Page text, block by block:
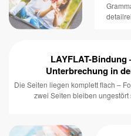
LAYFLAT-Bindung
Unterbrechung in
Die Seiten liegen komplett flach –
zwei Seiten bleiben ungestört